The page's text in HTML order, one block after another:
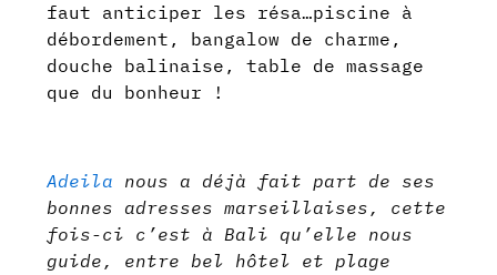
faut anticiper les résa…piscine à
débordement, bangalow de charme,
douche balinaise, table de massage
que du bonheur !
Adeila nous a déjà fait part de ses
bonnes adresses marseillaises, cette
fois-ci c’est à Bali qu’elle nous
guide, entre bel hôtel et plage